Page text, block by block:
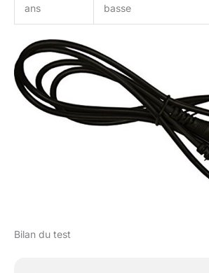
ans
basse
Bilan du test